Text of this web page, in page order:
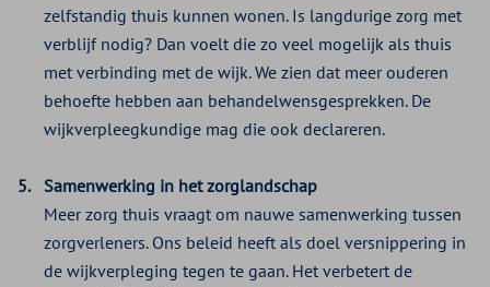
zelfstandig thuis kunnen wonen. Is langdurige zorg met
verblijf nodig? Dan voelt die zo veel mogelijk als thuis
met verbinding met de wijk. We zien dat meer ouderen
behoefte hebben aan behandelwensgesprekken. De
wijkverpleegkundige mag die ook declareren.
Samenwerking in het zorglandschap
Meer zorg thuis vraagt om nauwe samenwerking tussen
zorgverleners. Ons beleid heeft als doel versnippering in
de wijkverpleging tegen te gaan. Het verbetert de